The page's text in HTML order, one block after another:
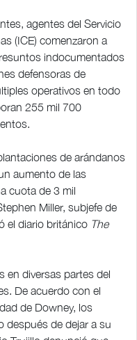
agentes del Servicio
(ICE) comenzaron a
indocumentados
defensoras de
operativos en todo
255 mil 700
de arándanos
aumento de las
cuota de 3 mil
Miller, subjefe de
el diario británico The
en diversas partes del
De acuerdo con el
de Downey, los
después de dejar a su